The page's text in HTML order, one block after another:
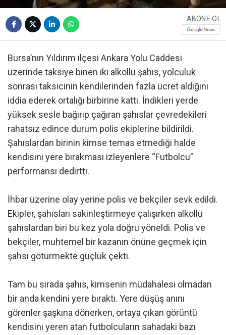
ABONE OL
Bursa’nın Yıldırım ilçesi Ankara Yolu Caddesi
üzerinde taksiye binen iki alkollü şahıs, yolculuk
sonrası taksicinin kendilerinden fazla ücret aldığını
iddia ederek ortalığı birbirine kattı. İndikleri yerde
yüksek sesle bağırıp çağıran şahıslar çevredekileri
rahatsız edince durum polis ekiplerine bildirildi.
Şahıslardan birinin kimse temas etmediği halde
kendisini yere bırakması izleyenlere “Futbolcu”
performansı dedirtti.
İhbar üzerine olay yerine polis ve bekçiler sevk edildi.
Ekipler, şahısları sakinleştirmeye çalışırken alkollü
şahıslardan biri bu kez yola doğru yöneldi. Polis ve
bekçiler, muhtemel bir kazanın önüne geçmek için
şahsı götürmekte güçlük çekti.
Tam bu sırada şahıs, kimsenin müdahalesi olmadan
bir anda kendini yere bıraktı. Yere düşüş anını
görenler şaşkına dönerken, ortaya çıkan görüntü
kendisini yeren atan futbolcuların sahadaki bazı